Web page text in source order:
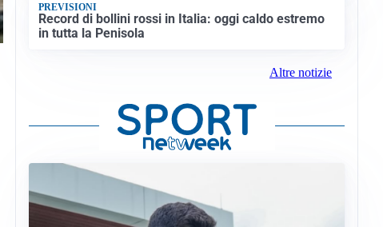
PREVISIONI
Record di bollini rossi in Italia: oggi caldo estremo
in tutta la Penisola
Altre notizie